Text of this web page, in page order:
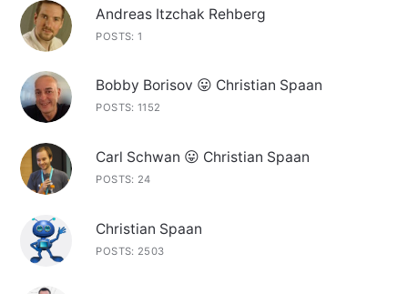
Andreas Itzchak Rehberg
POSTS: 1
Bobby Borisov 😛 Christian Spaan
POSTS: 1152
Carl Schwan 😛 Christian Spaan
POSTS: 24
Christian Spaan
POSTS: 2503